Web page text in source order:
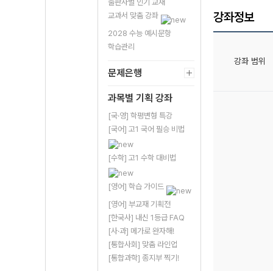
출판사별 인기 교재
교과서 맞춤 강좌
2028 수능 예시문항
학습관리
문제은행
과목별 기획 강좌
[국·영] 학평변형 특강
[국어] 고1 국어 필승 비법
[수학] 고1 수학 대비법
[영어] 학습 가이드
[영어] 부교재 기획전
[한국사] 내신 1등급 FAQ
[사·과] 메가로 완자해!
[통합사회] 맞춤 라인업
[통합과학] 종지부 찍기!
강좌정보
강좌 범위